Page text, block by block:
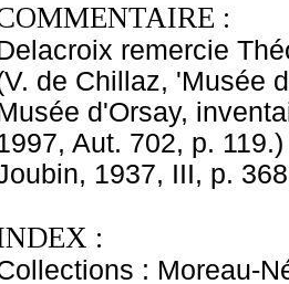
:
remercie
de Chillaz, 'Musée
d'Orsay,
Aut. 702, p.
1937, III, p.
:
: Moreau-